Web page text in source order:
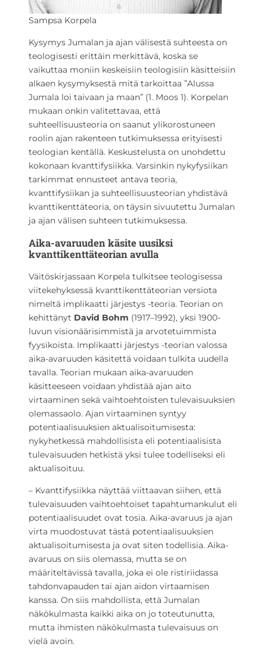
Sampsa Korpela
Kysymys Jumalan ja ajan välisestä suhteesta on
teologisesti erittäin merkittävä, koska se
vaikuttaa moniin keskeisiin teologisiin käsitteisiin
alkaen kysymyksestä mitä tarkoittaa ”Alussa
Jumala loi taivaan ja maan” (1. Moos 1). Korpelan
mukaan onkin valitettavaa, että
suhteellisuusteoria on saanut ylikorostuneen
roolin ajan rakenteen tutkimuksessa erityisesti
teologian kentällä. Keskustelusta on unohdettu
kokonaan kvanttifysiikka. Varsinkin nykyfysiikan
tarkimmat ennusteet antava teoria,
kvanttifysiikan ja suhteellisuusteorian yhdistävä
kvanttikenttäteoria, on täysin sivuutettu Jumalan
ja ajan välisen suhteen tutkimuksessa.
Aika-avaruuden käsite uusiksi
kvanttikenttäteorian avulla
Väitöskirjassaan Korpela tulkitsee teologisessa
viitekehyksessä kvanttikenttäteorian versiota
nimeltä implikaatti järjestys -teoria. Teorian on
kehittänyt David Bohm (1917–1992), yksi 1900-
luvun visionäärisimmistä ja arvotetuimmista
fyysikoista. Implikaatti järjestys -teorian valossa
aika-avaruuden käsitettä voidaan tulkita uudella
tavalla. Teorian mukaan aika-avaruuden
käsitteeseen voidaan yhdistää ajan aito
virtaaminen sekä vaihtoehtoisten tulevaisuuksien
olemassaolo. Ajan virtaaminen syntyy
potentiaalisuuksien aktualisoitumisesta:
nykyhetkessä mahdollisista eli potentiaalisista
tulevaisuuden hetkistä yksi tulee todelliseksi eli
aktualisoituu.
– Kvanttifysiikka näyttää viittaavan siihen, että
tulevaisuuden vaihtoehtoiset tapahtumankulut eli
potentiaalisuudet ovat tosia. Aika-avaruus ja ajan
virta muodostuvat tästä potentiaalisuuksien
aktualisoitumisesta ja ovat siten todellisia. Aika-
avaruus on siis olemassa, mutta se on
määriteltävissä tavalla, joka ei ole ristiriidassa
tahdonvapauden tai ajan aidon virtaamisen
kanssa. On siis mahdollista, että Jumalan
näkökulmasta kaikki aika on jo toteutunutta,
mutta ihmisten näkökulmasta tulevaisuus on
vielä avoin.